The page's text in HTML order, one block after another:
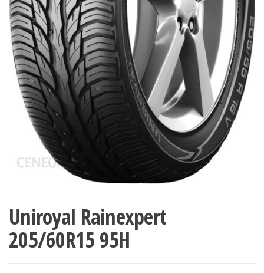
Uniroyal Rainexpert
205/60R15 95H